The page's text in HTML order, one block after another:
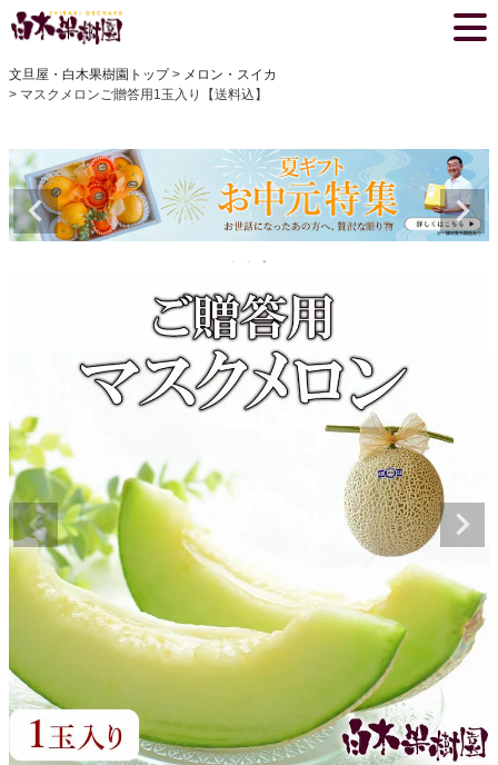
文旦屋・白木果樹園トップ
メロン・スイカ
マスクメロンご贈答用1玉入り【送料込】